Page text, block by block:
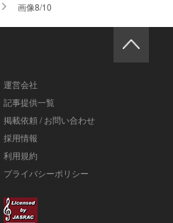
画像8/10
運営会社
記事提供一覧
掲載依頼 / お問い合わせ
採用情報
利用規約
プライバシーポリシー